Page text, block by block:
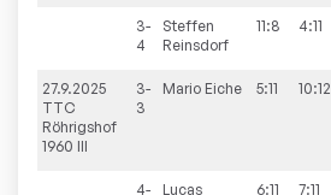
3-
4
Steffen
Reinsdorf
11:8 4:11
27.9.2025
TTC
Röhrigshof
1960 III
3-
3
Mario Eiche 5:11 10:12
4-
Lucas
6:11 7:11